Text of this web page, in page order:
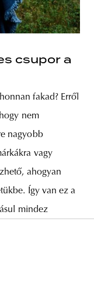
csupor a
fakad? Erről
nem
nagyobb
vagy
ahogyan
Így van ez a
mindez